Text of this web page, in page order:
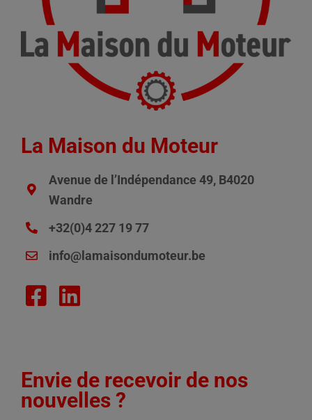
La Maison du Moteur
Avenue de l’Indépendance 49, B4020
Wandre
+32(0)4 227 19 77
info@lamaisondumoteur.be
Envie de recevoir de nos
nouvelles ?